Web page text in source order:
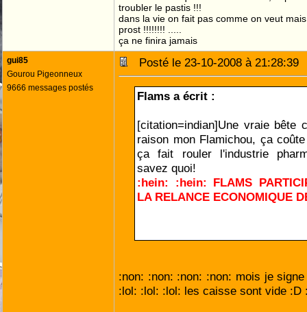
troubler le pastis !!!
dans la vie on fait pas comme on veut
prost !!!!!!!! .....
ça ne finira jamais
gui85
Gourou Pigeonneux
9666 messages postés
Posté le 23-10-2008 à
Flams a écrit :
[citation=indian]Une vraie
raison mon Flamichou, ça
ça fait rouler l'industrie
savez quoi!
:hein: :hein: FLAMS
LA RELANCE ECONOMIQUE
:non: :non: :non: :non: mois je
:lol: :lol: :lol: les caisse sont vide :D